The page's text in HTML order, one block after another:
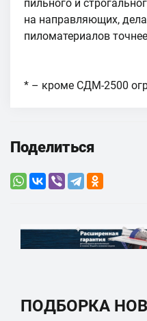
пильного и
на направляющих,
пиломатериалов
* – кроме СДМ-2500
Поделиться
ПОДБОРКА